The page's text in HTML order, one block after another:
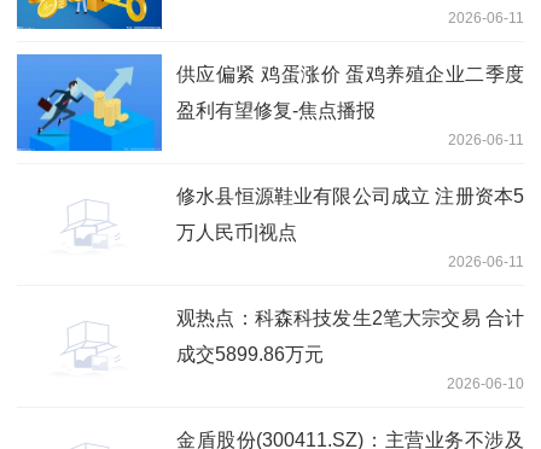
2026-06-11
供应偏紧 鸡蛋涨价 蛋鸡养殖企业二季度
盈利有望修复-焦点播报
2026-06-11
修水县恒源鞋业有限公司成立 注册资本5
万人民币|视点
2026-06-11
观热点：科森科技发生2笔大宗交易 合计
成交5899.86万元
2026-06-10
金盾股份(300411.SZ)：主营业务不涉及